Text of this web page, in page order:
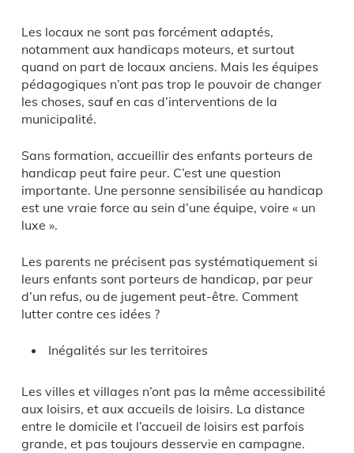
Les locaux ne sont pas forcément adaptés,
notamment aux handicaps moteurs, et surtout
quand on part de locaux anciens. Mais les équipes
pédagogiques n’ont pas trop le pouvoir de changer
les choses, sauf en cas d’interventions de la
municipalité.
Sans formation, accueillir des enfants porteurs de
handicap peut faire peur. C’est une question
importante. Une personne sensibilisée au handicap
est une vraie force au sein d’une équipe, voire « un
luxe ».
Les parents ne précisent pas systématiquement si
leurs enfants sont porteurs de handicap, par peur
d’un refus, ou de jugement peut-être. Comment
lutter contre ces idées ?
Inégalités sur les territoires
Les villes et villages n’ont pas la même accessibilité
aux loisirs, et aux accueils de loisirs. La distance
entre le domicile et l’accueil de loisirs est parfois
grande, et pas toujours desservie en campagne.